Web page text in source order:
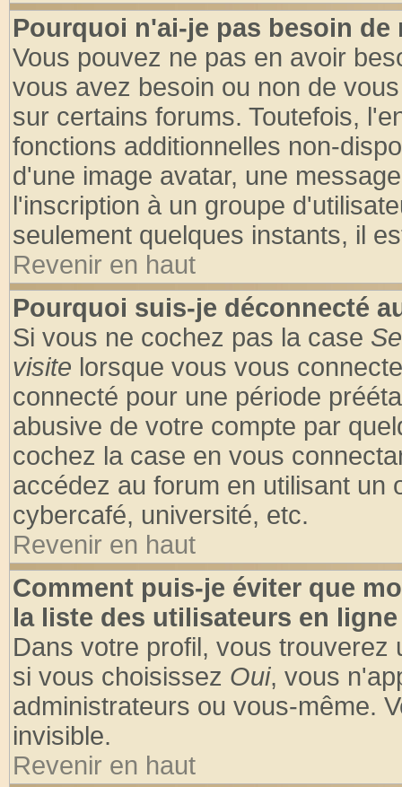
Pourquoi n'ai-je pas besoin de
Vous pouvez ne pas en avoir
vous avez besoin ou non de
sur certains forums. Toutefois,
fonctions additionnelles non-
d'une image avatar, une
l'inscription à un groupe
seulement quelques instants, il
Revenir en haut
Pourquoi suis-je déconnecté
Si vous ne cochez pas la case
visite lorsque vous vous
connecté pour une période
abusive de votre compte par
cochez la case en vous
accédez au forum en utilisant un
cybercafé, université, etc.
Revenir en haut
Comment puis-je éviter que
la liste des utilisateurs en
Dans votre profil, vous trouverez
si vous choisissez Oui, vous
administrateurs ou vous-même.
invisible.
Revenir en haut